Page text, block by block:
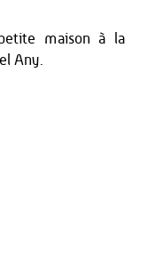
maison à la
Any.